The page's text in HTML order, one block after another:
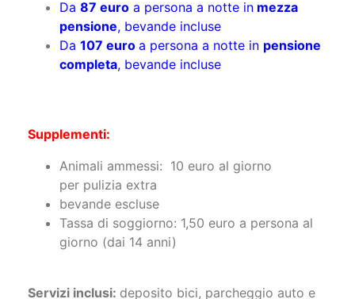
Da 107 euroa persona a notte inpensione
completa, bevande incluse
Animali ammessi: 10 euro al giorno
bevande escluse
Tassa di soggiorno: 1,50 euro a persona al
giorno (dai 14 anni)
comuni, tavolo ping-pong, transfer stazione